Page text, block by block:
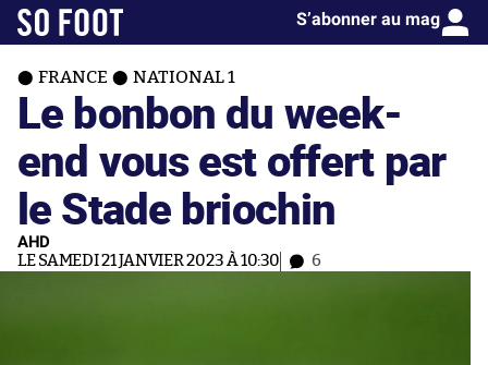
S’abonner au mag
FRANCE NATIONAL 1
Le bonbon du week-
end vous est offert par
le Stade briochin
AHD
LE SAMEDI 21 JANVIER 2023 À 10:30 6